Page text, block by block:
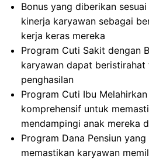
Bonus yang diberikan
kinerja karyawan sebagai
kerja keras mereka
Program Cuti Sakit dengan
karyawan dapat beristirahat
penghasilan
Program Cuti Ibu
komprehensif untuk
mendampingi anak mereka
Program Dana Pensiun
memastikan karyawan